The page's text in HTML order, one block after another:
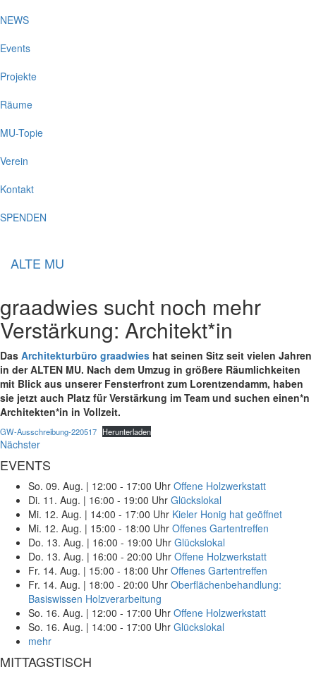
NEWS
Events
Projekte
Räume
MU-Topie
Verein
Kontakt
SPENDEN
ALTE MU
graadwies sucht noch mehr
Verstärkung: Architekt*in
Das Architekturbüro graadwies hat seinen Sitz seit vielen Jahren
in der ALTEN MU. Nach dem Umzug in größere Räumlichkeiten
mit Blick aus unserer Fensterfront zum Lorentzendamm, haben
sie jetzt auch Platz für Verstärkung im Team und suchen einen*n
Architekten*in in Vollzeit.
GW-Ausschreibung-220517 Herunterladen
Nächster
EVENTS
So. 09. Aug. | 12:00 - 17:00 Uhr Offene Holzwerkstatt
Di. 11. Aug. | 16:00 - 19:00 Uhr Glückslokal
Mi. 12. Aug. | 14:00 - 17:00 Uhr Kieler Honig hat geöffnet
Mi. 12. Aug. | 15:00 - 18:00 Uhr Offenes Gartentreffen
Do. 13. Aug. | 16:00 - 19:00 Uhr Glückslokal
Do. 13. Aug. | 16:00 - 20:00 Uhr Offene Holzwerkstatt
Fr. 14. Aug. | 15:00 - 18:00 Uhr Offenes Gartentreffen
Fr. 14. Aug. | 18:00 - 20:00 Uhr Oberflächenbehandlung:
Basiswissen Holzverarbeitung
So. 16. Aug. | 12:00 - 17:00 Uhr Offene Holzwerkstatt
So. 16. Aug. | 14:00 - 17:00 Uhr Glückslokal
mehr
MITTAGSTISCH